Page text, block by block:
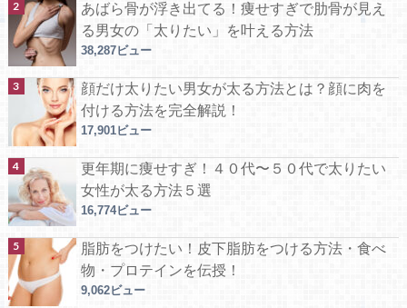
あばら骨が浮き出てる！痩せすぎで肋骨が見え
る男女の「太りたい」を叶える方法
38,287ビュー
顔だけ太りたい男女が太る方法とは？顔に肉を
付ける方法を完全解説！
17,901ビュー
更年期に痩せすぎ！４０代〜５０代で太りたい
女性が太る方法５選
16,774ビュー
脂肪をつけたい！皮下脂肪をつける方法・食べ
物・プロテインを伝授！
9,062ビュー